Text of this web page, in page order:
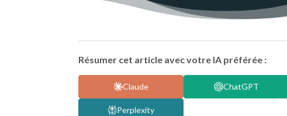
Résumer cet article avec votre IA préférée :
Claude ChatGPT
Perplexity